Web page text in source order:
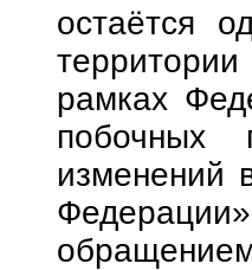
остаётся
рамках
побочных
изменений